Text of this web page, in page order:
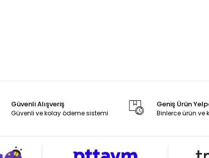
Güvenli Alışveriş
Güvenli ve kolay ödeme sistemi
Geniş Ürün
Binlerce ürün